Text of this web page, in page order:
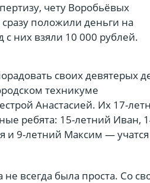
чету Воробьёвых
положили деньги на
с них взяли 10 000 рублей.
своих девятерых
техникуме
Анастасией. Их 17-
ребята: 15-летний Иван,
и 9-летний Максим — учатся
всегда была проста. Со